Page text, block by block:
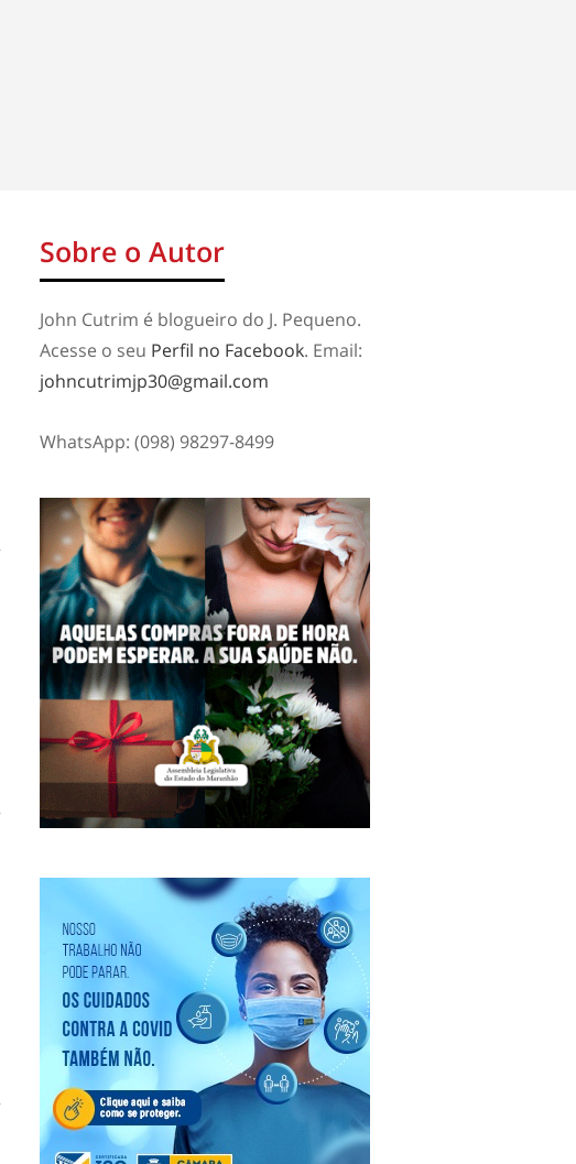
Sobre o Autor
John Cutrim é blogueiro do J. Pequeno.
Acesse o seu Perfil no Facebook. Email:
johncutrimjp30@gmail.com
WhatsApp: (098) 98297-8499